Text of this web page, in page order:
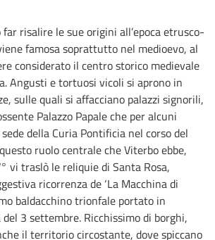
far risalire le sue origini all’epoca etrusco-
famosa soprattutto nel medioevo, al
considerato il centro storico medievale
Angusti e tortuosi vicoli si aprono in
sulle quali si affacciano palazzi signorili,
Palazzo Papale che per alcuni
della Curia Pontificia nel corso del
ruolo centrale che Viterbo ebbe,
vi traslò le reliquie di Santa Rosa,
ricorrenza de ‘La Macchina di
baldacchino trionfale portato in
del 3 settembre. Ricchissimo di borghi,
il territorio circostante, dove spiccano